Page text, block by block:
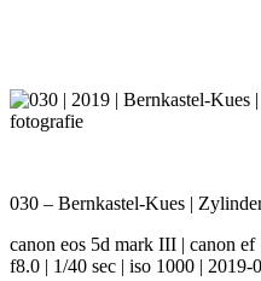
030 – Bernkastel-Kues |
canon eos 5d mark III | canon
f8.0 | 1/40 sec | iso 1000 | 2019-